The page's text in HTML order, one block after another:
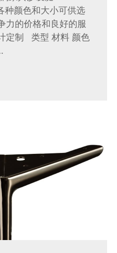
种颜色和大小可供选
力的价格和良好的服
定制 类型 材料 颜色